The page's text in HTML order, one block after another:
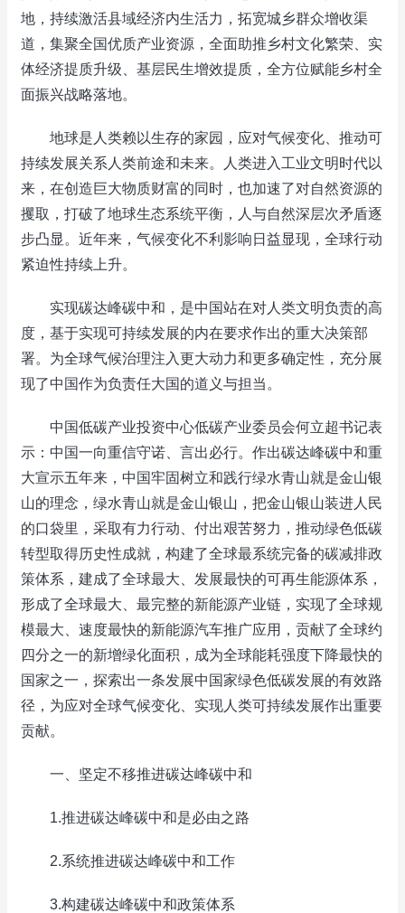
地，持续激活县域经济内生活力，拓宽城乡群众增收渠
道，集聚全国优质产业资源，全面助推乡村文化繁荣、实
体经济提质升级、基层民生增效提质，全方位赋能乡村全
面振兴战略落地。
地球是人类赖以生存的家园，应对气候变化、推动可
持续发展关系人类前途和未来。人类进入工业文明时代以
来，在创造巨大物质财富的同时，也加速了对自然资源的
攫取，打破了地球生态系统平衡，人与自然深层次矛盾逐
步凸显。近年来，气候变化不利影响日益显现，全球行动
紧迫性持续上升。
实现碳达峰碳中和，是中国站在对人类文明负责的高
度，基于实现可持续发展的内在要求作出的重大决策部
署。为全球气候治理注入更大动力和更多确定性，充分展
现了中国作为负责任大国的道义与担当。
中国低碳产业投资中心低碳产业委员会何立超书记表
示：中国一向重信守诺、言出必行。作出碳达峰碳中和重
大宣示五年来，中国牢固树立和践行绿水青山就是金山银
山的理念，绿水青山就是金山银山，把金山银山装进人民
的口袋里，采取有力行动、付出艰苦努力，推动绿色低碳
转型取得历史性成就，构建了全球最系统完备的碳减排政
策体系，建成了全球最大、发展最快的可再生能源体系，
形成了全球最大、最完整的新能源产业链，实现了全球规
模最大、速度最快的新能源汽车推广应用，贡献了全球约
四分之一的新增绿化面积，成为全球能耗强度下降最快的
国家之一，探索出一条发展中国家绿色低碳发展的有效路
径，为应对全球气候变化、实现人类可持续发展作出重要
贡献。
一、坚定不移推进碳达峰碳中和
1.推进碳达峰碳中和是必由之路
2.系统推进碳达峰碳中和工作
3.构建碳达峰碳中和政策体系